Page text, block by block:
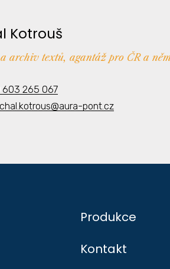
Kotrouš
archiv textů, agantáž pro ČR a
265 067
pont.cz
Produkce
Kontakt